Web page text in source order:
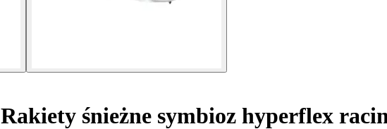
Rakiety śnieżne symbioz hyperflex